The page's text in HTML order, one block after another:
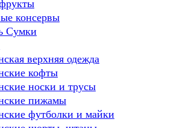
консервы
Сумки
верхняя одежда
кофты
носки и трусы
пижамы
футболки и майки